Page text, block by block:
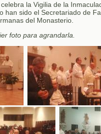
la Vigilia de la
han sido el Secretariado de
del Monasterio.
foto para agrandarla.